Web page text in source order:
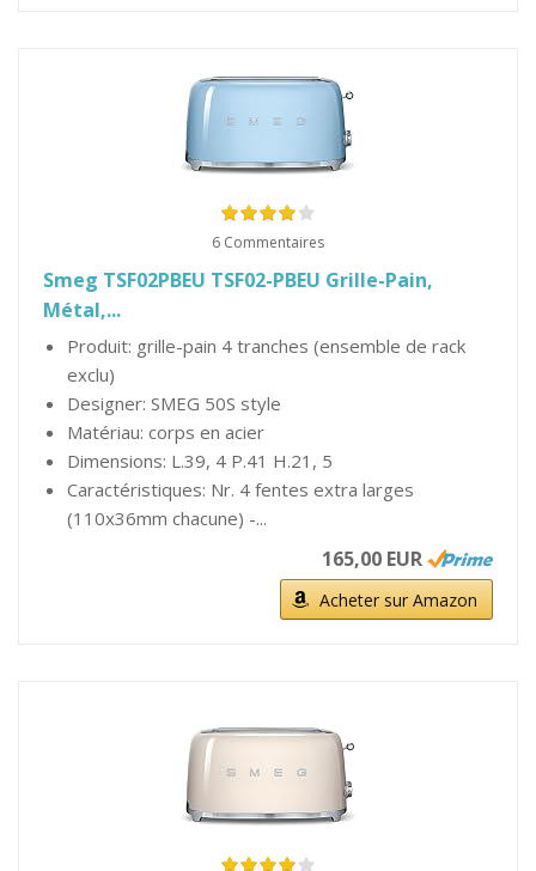
6 Commentaires
Smeg TSF02PBEU TSF02-PBEU Grille-Pain,
Métal,...
Produit: grille-pain 4 tranches (ensemble de rack
exclu)
Designer: SMEG 50S style
Matériau: corps en acier
Dimensions: L.39, 4 P.41 H.21, 5
Caractéristiques: Nr. 4 fentes extra larges
(110x36mm chacune) -...
165,00 EUR
Acheter sur Amazon